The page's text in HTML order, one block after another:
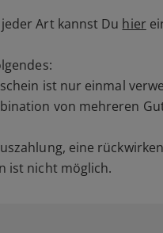
Art kannst Du hier
ist nur einmal
von mehreren
eine
ist nicht möglich.